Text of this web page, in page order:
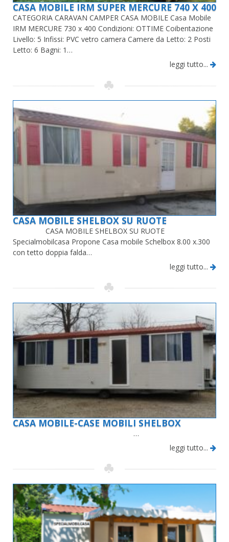
CASA MOBILE IRM SUPER MERCURE 740 X 400
CATEGORIA CARAVAN CAMPER CASA MOBILE Casa Mobile
IRM MERCURE 730 x 400 Condizioni: OTTIME Coibentazione
Livello: 5 Infissi: PVC vetro camera Camere da Letto: 2 Posti
Letto: 6 Bagni: 1…
leggi tutto...
CASA MOBILE SHELBOX SU RUOTE
CASA MOBILE SHELBOX SU RUOTE
Specialmobilcasa Propone Casa mobile Schelbox 8.00 x.300
con tetto doppia falda…
leggi tutto...
CASA MOBILE-CASE MOBILI SHELBOX
…
leggi tutto...